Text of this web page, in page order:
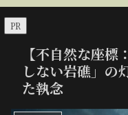
PR
【不自然な座
しない岩礁」の
た執念